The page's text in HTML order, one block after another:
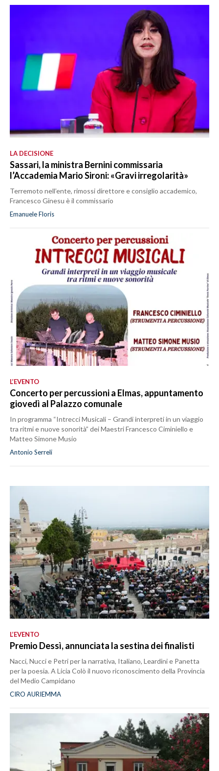
LA DECISIONE
Sassari, la ministra Bernini commissaria
l’Accademia Mario Sironi: «Gravi irregolarità»
Terremoto nell’ente, rimossi direttore e consiglio accademico,
Francesco Ginesu è il commissario
Emanuele Floris
L’EVENTO
Concerto per percussioni a Elmas, appuntamento
giovedì al Palazzo comunale
In programma “Intrecci Musicali – Grandi interpreti in un viaggio
tra ritmi e nuove sonorità” dei Maestri Francesco Ciminiello e
Matteo Simone Musio
Antonio Serreli
L’EVENTO
Premio Dessì, annunciata la sestina dei finalisti
Nacci, Nucci e Petri per la narrativa, Italiano, Leardini e Panetta
per la poesia. A Licia Colò il nuovo riconoscimento della Provincia
del Medio Campidano
CIRO AURIEMMA